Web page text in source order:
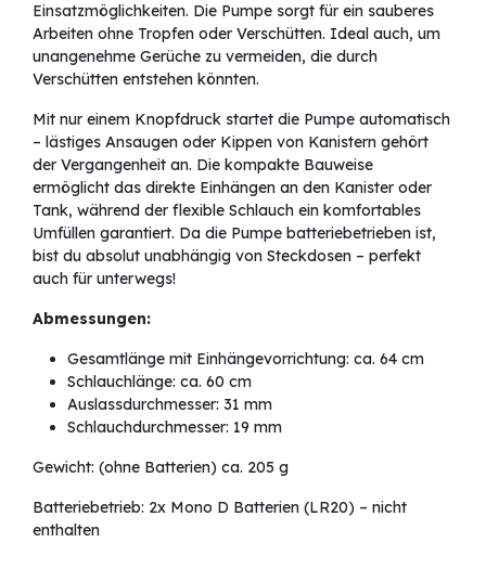
Einsatzmöglichkeiten. Die Pumpe sorgt für ein sauberes
Arbeiten ohne Tropfen oder Verschütten. Ideal auch, um
unangenehme Gerüche zu vermeiden, die durch
Verschütten entstehen könnten.
Mit nur einem Knopfdruck startet die Pumpe automatisch
– lästiges Ansaugen oder Kippen von Kanistern gehört
der Vergangenheit an. Die kompakte Bauweise
ermöglicht das direkte Einhängen an den Kanister oder
Tank, während der flexible Schlauch ein komfortables
Umfüllen garantiert. Da die Pumpe batteriebetrieben ist,
bist du absolut unabhängig von Steckdosen – perfekt
auch für unterwegs!
Abmessungen:
Gesamtlänge mit Einhängevorrichtung: ca. 64 cm
Schlauchlänge: ca. 60 cm
Auslassdurchmesser: 31 mm
Schlauchdurchmesser: 19 mm
Gewicht: (ohne Batterien) ca. 205 g
Batteriebetrieb: 2x Mono D Batterien (LR20) – nicht
enthalten